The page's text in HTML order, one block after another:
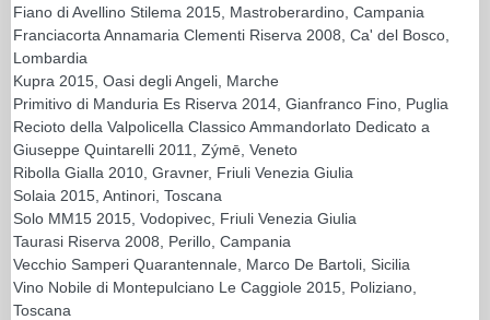
Fiano di Avellino Stilema 2015, Mastroberardino, Campania
Franciacorta Annamaria Clementi Riserva 2008, Ca' del Bosco,
Lombardia
Kupra 2015, Oasi degli Angeli, Marche
Primitivo di Manduria Es Riserva 2014, Gianfranco Fino, Puglia
Recioto della Valpolicella Classico Ammandorlato Dedicato a
Giuseppe Quintarelli 2011, Zýmē, Veneto
Ribolla Gialla 2010, Gravner, Friuli Venezia Giulia
Solaia 2015, Antinori, Toscana
Solo MM15 2015, Vodopivec, Friuli Venezia Giulia
Taurasi Riserva 2008, Perillo, Campania
Vecchio Samperi Quarantennale, Marco De Bartoli, Sicilia
Vino Nobile di Montepulciano Le Caggiole 2015, Poliziano,
Toscana